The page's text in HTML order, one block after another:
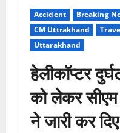
Accident
Breaking
CM Uttrakhand
Uttarakhand
हेलीकॉप्टर
को लेकर सीएम
ने जारी कर